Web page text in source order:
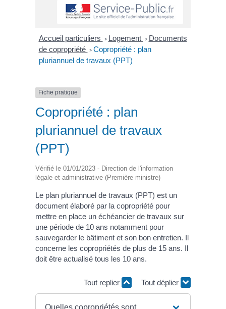
Accueil particuliers > Logement > Documents
de copropriété > Copropriété : plan
pluriannuel de travaux (PPT)
Fiche pratique
Copropriété : plan
pluriannuel de travaux
(PPT)
Vérifié le 01/01/2023 - Direction de l'information
légale et administrative (Première ministre)
Le plan pluriannuel de travaux (PPT) est un
document élaboré par la copropriété pour
mettre en place un échéancier de travaux sur
une période de 10 ans notamment pour
sauvegarder le bâtiment et son bon entretien. Il
concerne les copropriétés de plus de 15 ans. Il
doit être actualisé tous les 10 ans.
Tout replier Tout déplier
Quelles copropriétés sont